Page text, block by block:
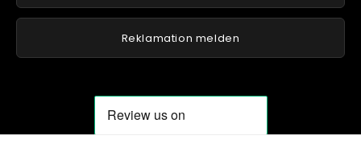
Reklamation melden